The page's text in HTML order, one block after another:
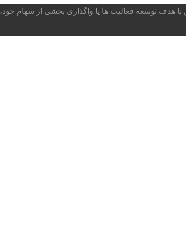
با هدف توسعه فعالیت ها یا واگذاری بخشی از سهام خود،